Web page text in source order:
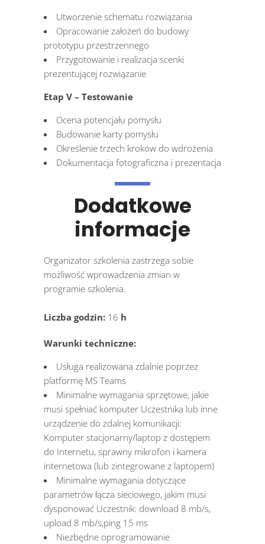
Utworzenie schematu rozwiązania
Opracowanie założeń do budowy
prototypu przestrzennego
Przygotowanie i realizacja scenki
prezentującej rozwiązanie
Etap V – Testowanie
Ocena potencjału pomysłu
Budowanie karty pomysłu
Określenie trzech kroków do wdrożenia
Dokumentacja fotograficzna i prezentacja
Dodatkowe
informacje
Organizator szkolenia zastrzega sobie
możliwość wprowadzenia zmian w
programie szkolenia.
Liczba godzin: 16 h
Warunki techniczne:
Usługa realizowana zdalnie poprzez
platformę MS Teams
Minimalne wymagania sprzętowe, jakie
musi spełniać komputer Uczestnika lub inne
urządzenie do zdalnej komunikacji:
Komputer stacjonarny/laptop z dostępem
do Internetu, sprawny mikrofon i kamera
internetowa (lub zintegrowane z laptopem)
Minimalne wymagania dotyczące
parametrów łącza sieciowego, jakim musi
dysponować Uczestnik: download 8 mb/s,
upload 8 mb/s,ping 15 ms
Niezbędne oprogramowanie